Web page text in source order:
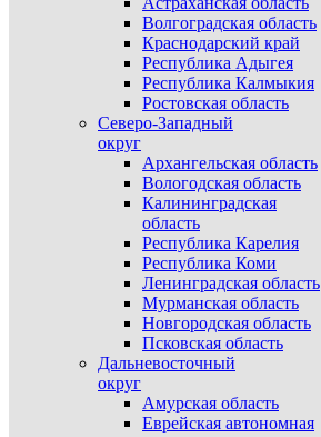
Волгоградская область
Краснодарский край
Республика Адыгея
Республика Калмыкия
Ростовская область
Северо-Западный
округ
Архангельская область
Вологодская область
Калининградская
область
Республика Карелия
Республика Коми
Ленинградская область
Мурманская область
Новгородская область
Псковская область
Дальневосточный
округ
Амурская область
Еврейская автономная